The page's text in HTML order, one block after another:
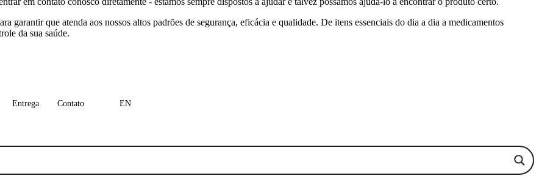
garantir que atenda aos nossos altos padrões de segurança, eficácia e qualidade. De itens essenciais do dia a dia a medicamentos
da sua saúde.
Entrega Contato
EN